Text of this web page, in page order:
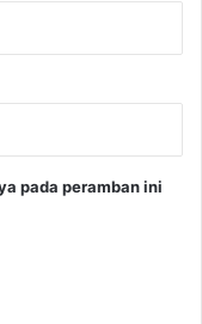
pada peramban ini